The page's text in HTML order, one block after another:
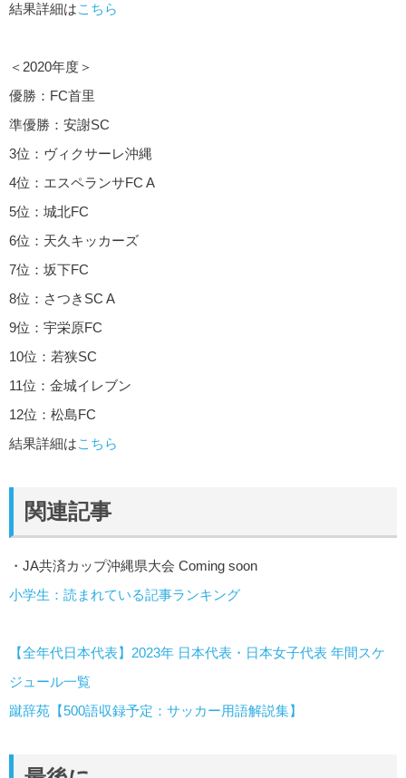
結果詳細はこちら
＜2020年度＞
優勝：FC首里
準優勝：安謝SC
3位：ヴィクサーレ沖縄
4位：エスペランサFC A
5位：城北FC
6位：天久キッカーズ
7位：坂下FC
8位：さつきSC A
9位：宇栄原FC
10位：若狭SC
11位：金城イレブン
12位：松島FC
結果詳細はこちら
関連記事
・JA共済カップ沖縄県大会 Coming soon
小学生：読まれている記事ランキング
【全年代日本代表】2023年 日本代表・日本女子代表 年間スケ
ジュール一覧
蹴辞苑【500語収録予定：サッカー用語解説集】